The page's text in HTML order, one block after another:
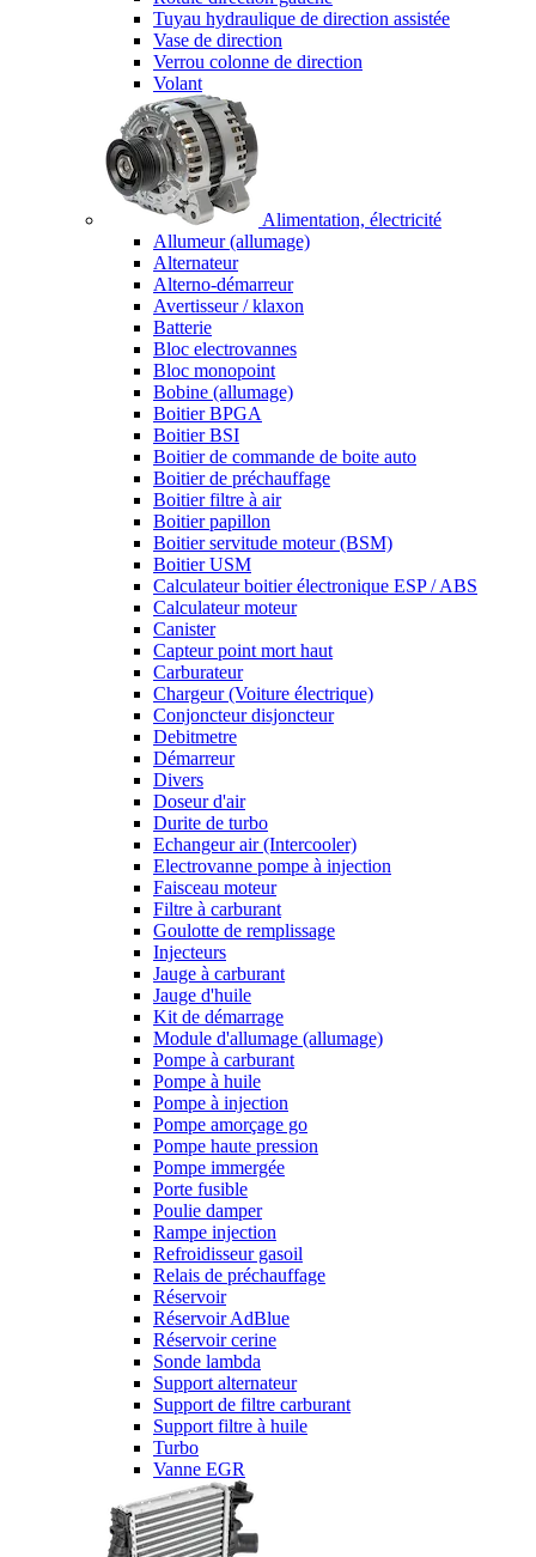
Tuyau hydraulique de direction assistée
Vase de direction
Verrou colonne de direction
Volant
Alimentation, électricité
Allumeur (allumage)
Alternateur
Alterno-démarreur
Avertisseur / klaxon
Batterie
Bloc electrovannes
Bloc monopoint
Bobine (allumage)
Boitier BPGA
Boitier BSI
Boitier de commande de boite auto
Boitier de préchauffage
Boitier filtre à air
Boitier papillon
Boitier servitude moteur (BSM)
Boitier USM
Calculateur boitier électronique ESP / ABS
Calculateur moteur
Canister
Capteur point mort haut
Carburateur
Chargeur (Voiture électrique)
Conjoncteur disjoncteur
Debitmetre
Démarreur
Divers
Doseur d'air
Durite de turbo
Echangeur air (Intercooler)
Electrovanne pompe à injection
Faisceau moteur
Filtre à carburant
Goulotte de remplissage
Injecteurs
Jauge à carburant
Jauge d'huile
Kit de démarrage
Module d'allumage (allumage)
Pompe à carburant
Pompe à huile
Pompe à injection
Pompe amorçage go
Pompe haute pression
Pompe immergée
Porte fusible
Poulie damper
Rampe injection
Refroidisseur gasoil
Relais de préchauffage
Réservoir
Réservoir AdBlue
Réservoir cerine
Sonde lambda
Support alternateur
Support de filtre carburant
Support filtre à huile
Turbo
Vanne EGR